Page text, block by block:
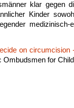
klar gegen
Kinder
on
Ombudsmen for